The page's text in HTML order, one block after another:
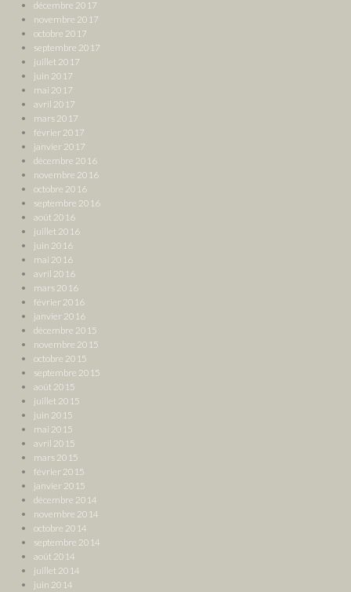
décembre 2017
novembre 2017
octobre 2017
septembre 2017
juillet 2017
juin 2017
mai 2017
avril 2017
mars 2017
février 2017
janvier 2017
décembre 2016
novembre 2016
octobre 2016
septembre 2016
août 2016
juillet 2016
juin 2016
mai 2016
avril 2016
mars 2016
février 2016
janvier 2016
décembre 2015
novembre 2015
octobre 2015
septembre 2015
août 2015
juillet 2015
juin 2015
mai 2015
avril 2015
mars 2015
février 2015
janvier 2015
décembre 2014
novembre 2014
octobre 2014
septembre 2014
août 2014
juillet 2014
juin 2014